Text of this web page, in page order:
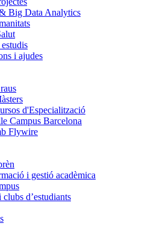
Big Data Analytics
i ajudes
d'Especialització
Campus Barcelona
Flywire
i gestió acadèmica
d’estudiants